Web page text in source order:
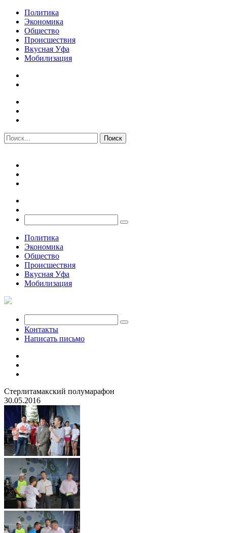
Политика
Экономика
Общество
Происшествия
Вкусная Уфа
Мобилизация
Политика
Экономика
Общество
Происшествия
Вкусная Уфа
Мобилизация
Контакты
Написать письмо
Стерлитамакский полумарафон
30.05.2016